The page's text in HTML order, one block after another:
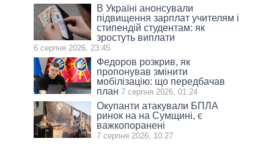
В Україні анонсували
підвищення зарплат учителям і
стипендій студентам: як
зростуть виплати
6 серпня 2026, 23:45
Федоров розкрив, як
пропонував змінити
мобілізацію: що передбачав
план 7 серпня 2026, 01:24
Окупанти атакували БПЛА
ринок на на Сумщині, є
важкопоранені
7 серпня 2026, 10:27